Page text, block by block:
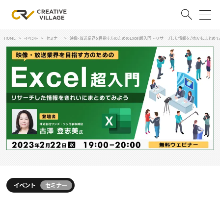
ログイン 会員登録
RECRUIT
クリエイター求人を探す
CREATIVE JOB求人検索
特集求人
採用説明会
スキルアップしたい！
HOME イベント セミナー 映像・放送業界を目指す方のためのExcel超入門 ～リサーチした情報をきれいにまとめて
イベント セミナー